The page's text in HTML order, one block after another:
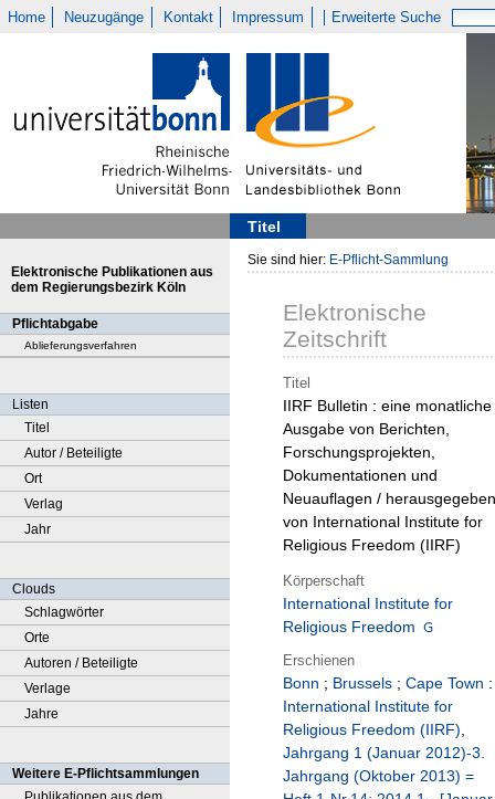
Home Neuzugänge Kontakt Impressum Erweiterte Suche
Titel
Elektronische Publikationen aus
dem Regierungsbezirk Köln
Pflichtabgabe
Ablieferungsverfahren
Listen
Titel
Autor / Beteiligte
Ort
Verlag
Jahr
Clouds
Schlagwörter
Orte
Autoren / Beteiligte
Verlage
Jahre
Weitere E-Pflichtsammlungen
Sie sind hier: E-Pflicht-Sammlung
Elektronische
Zeitschrift
Titel
IIRF Bulletin : eine monatliche
Ausgabe von Berichten,
Forschungsprojekten,
Dokumentationen und
Neuauflagen / herausgegeben
von International Institute for
Religious Freedom (IIRF)
Körperschaft
International Institute for
Religious Freedom
Erschienen
Bonn ; Brussels ; Cape Town :
International Institute for
Religious Freedom (IIRF),
Jahrgang 1 (Januar 2012)-3.
Jahrgang (Oktober 2013) =